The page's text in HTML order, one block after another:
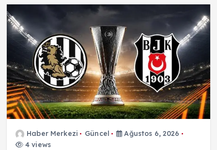
Haber Merkezi Güncel
Ağustos 6, 2026
4 views